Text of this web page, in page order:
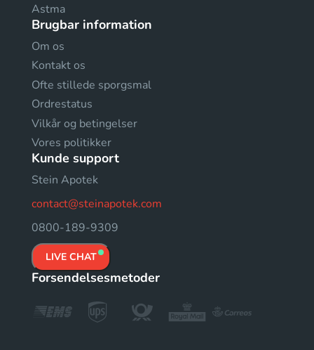
Astma
Brugbar information
Om os
Kontakt os
Ofte stillede sporgsmal
Ordrestatus
Vilkår og betingelser
Vores politikker
Kunde support
Stein Apotek
contact@steinapotek.com
0800-189-9309
LIVE CHAT
Forsendelsesmetoder